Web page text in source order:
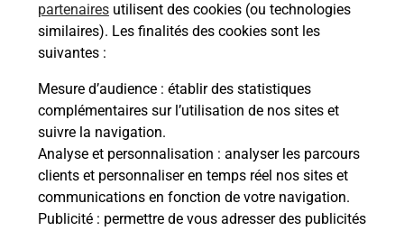
partenaires utilisent des cookies (ou technologies
similaires). Les finalités des cookies sont les
suivantes :
Mesure d’audience : établir des statistiques
complémentaires sur l’utilisation de nos sites et
suivre la navigation.
Analyse et personnalisation : analyser les parcours
clients et personnaliser en temps réel nos sites et
communications en fonction de votre navigation.
Publicité : permettre de vous adresser des publicités
En savoir plus
En savoir plus
Souscrire à la téléassistance
Besoin d’un système de téléassistance à l’intérieur
et/ou à l’extérieur de votre domicile ? Découvrez
les offres téléalarme dans votre bureau de Poste à
FOURQUES SUR GARONNE.